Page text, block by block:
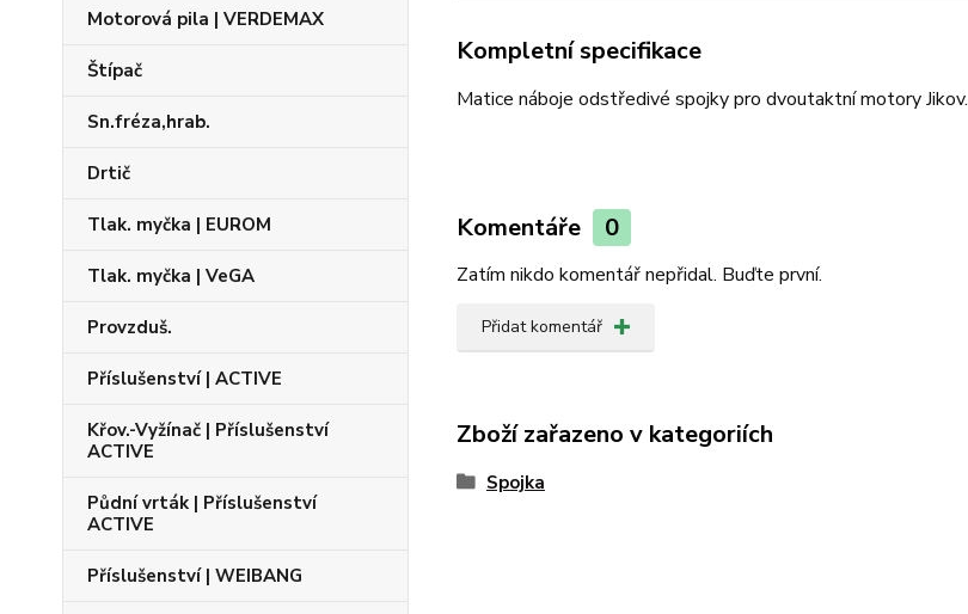
Motorová pila | VERDEMAX
Štípač
Sn.fréza,hrab.
Drtič
Tlak. myčka | EUROM
Tlak. myčka | VeGA
Provzduš.
Příslušenství | ACTIVE
Křov.-Vyžínač | Příslušenství
ACTIVE
Půdní vrták | Příslušenství
ACTIVE
Příslušenství | WEIBANG
Kompletní specifikace
Matice náboje odstředivé spojky pro dvoutaktní motory Jikov.
Komentáře 0
Zatím nikdo komentář nepřidal. Buďte první.
Přidat komentář
Zboží zařazeno v kategoriích
Spojka